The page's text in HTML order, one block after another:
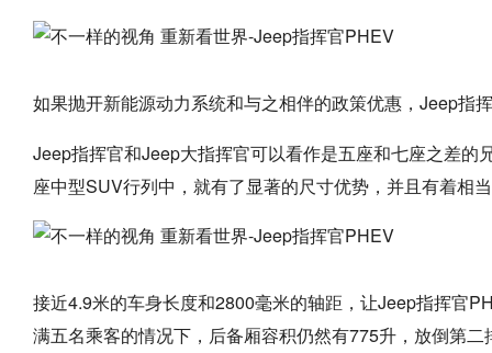
如果抛开新能源动力系统和与之相伴的政策优惠，Jeep指
Jeep指挥官和Jeep大指挥官可以看作是五座和七座之差
座中型SUV行列中，就有了显著的尺寸优势，并且有着相
接近4.9米的车身长度和2800毫米的轴距，让Jeep指挥官
满五名乘客的情况下，后备厢容积仍然有775升，放倒第